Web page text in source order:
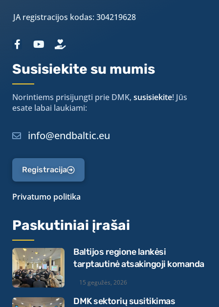
JA registracijos kodas: 304219628
Susisiekite su mumis
Norintiems prisijungti prie DMK, susisiekite! Jūs
esate labai laukiami:
info@endbaltic.eu
Registracija
Privatumo politika
Paskutiniai įrašai
Baltijos regione lankėsi
tarptautinė atsakingoji komanda
15 gegužės, 2026
DMK sektorių susitikimas